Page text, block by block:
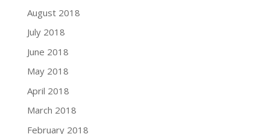
August 2018
July 2018
June 2018
May 2018
April 2018
March 2018
February 2018